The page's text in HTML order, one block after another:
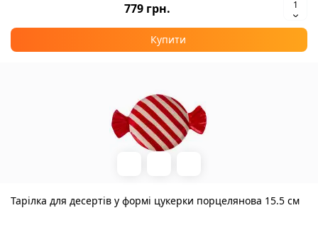
779 грн.
Купити
Тарілка для десертів у формі цукерки порцелянова 15.5 см